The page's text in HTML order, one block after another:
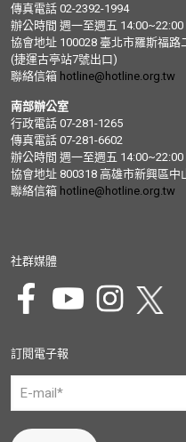
傳真電話 02-2392-1994
辦公時間 週一至週五 14:00~22:00
協會地址 100028 臺北市羅斯福路
(捷運古亭站7號出口)
聯絡信箱 hotline@hotline.org.tw
南部辦公室
行政電話 07-281-1265
傳真電話 07-281-6602
辦公時間 週一至週五 14:00~22:00
協會地址 800318 高雄市新興區中
聯絡信箱 hotline@hotline.org.tw
社群媒體
訂閱電子報